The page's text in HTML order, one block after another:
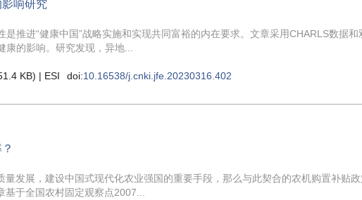
响研究
推进“健康中国”战略实施和实现共同富裕的内在要求。文章采用CHARLS数据和
康的影响。研究发现，异地...
KB) | ESI doi:10.16538/j.cnki.jfe.20230316.402
发展，建设中国式现代化农业强国的重要手段，那么与此契合的农机购置补贴
基于全国农村固定观察点2007...